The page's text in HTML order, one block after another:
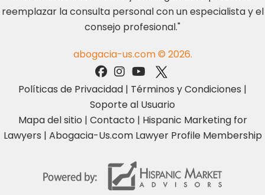
reemplazar la consulta personal con un especialista y el
consejo profesional."
abogacia-us.com © 2026.
Políticas de Privacidad | Términos y Condiciones |
Soporte al Usuario
Mapa del sitio | Contacto | Hispanic Marketing for
Lawyers | Abogacia-Us.com Lawyer Profile Membership